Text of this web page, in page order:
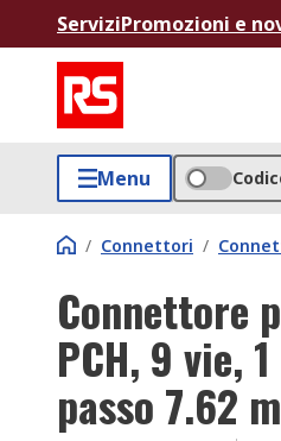
ServiziPromozioni e
Menu
/ Connettori /
Connettore
PCH, 9 vie,
passo 7.62